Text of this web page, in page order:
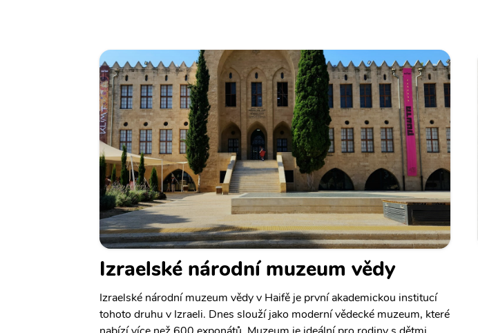
Izraelské národní muzeum vědy
Izraelské národní muzeum vědy v Haifě je první akademickou institucí
tohoto druhu v Izraeli. Dnes slouží jako moderní vědecké muzeum, které